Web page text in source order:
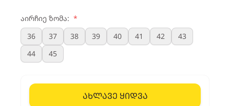
აირჩიე ზომა: *
36
37 38 39 40 41 42
43
44
45
ახლავე ყიდვა